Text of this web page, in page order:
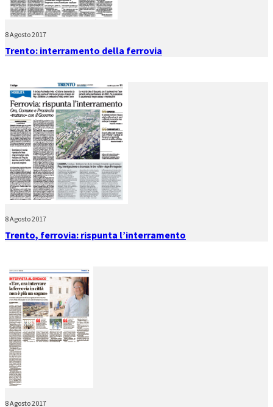
8 Agosto 2017
Trento: interramento della ferrovia
8 Agosto 2017
Trento, ferrovia: rispunta l’interramento
8 Agosto 2017